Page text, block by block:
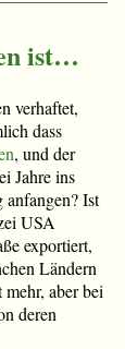
ist…
verhaftet,
dass
, und der
Jahre ins
Ist
USA
exportiert,
Ländern
aber bei
deren